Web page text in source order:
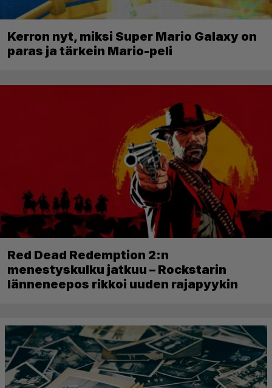
Kerron nyt, miksi Super Mario Galaxy on
paras ja tärkein Mario-peli
Red Dead Redemption 2:n
menestyskulku jatkuu – Rockstarin
länneneepos rikkoi uuden rajapyykin